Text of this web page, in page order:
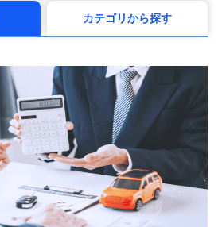
）
式会社(https://www.metlife.co.jp/)
期保険 (https://kailash.co.jp/)
期保険会社 (https://www.i-
険株式会社 (https://www.sbipet-
険会社
)
カテゴリから探す